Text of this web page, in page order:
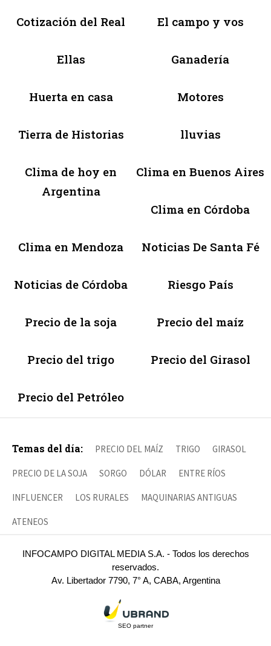
Cotización del Real El campo y vos
Ellas Ganadería
Huerta en casa Motores
Tierra de Historias lluvias
Clima de hoy en
Argentina
Clima en Buenos Aires
Clima en Córdoba
Clima en Mendoza Noticias De Santa Fé
Noticias de Córdoba Riesgo País
Precio de la soja Precio del maíz
Precio del trigo Precio del Girasol
Precio del Petróleo
Temas del día: PRECIO DEL MAÍZ TRIGO GIRASOL
PRECIO DE LA SOJA SORGO DÓLAR ENTRE RÍOS
INFLUENCER LOS RURALES MAQUINARIAS ANTIGUAS
ATENEOS
INFOCAMPO DIGITAL MEDIA S.A. - Todos los derechos
reservados.
Av. Libertador 7790, 7° A, CABA, Argentina
SEO partner